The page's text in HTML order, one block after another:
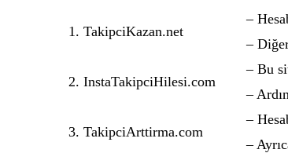
1. TakipciKazan.net
–
–
2. InstaTakipciHilesi.com
– Bu
–
3. TakipciArttirma.com
–
–